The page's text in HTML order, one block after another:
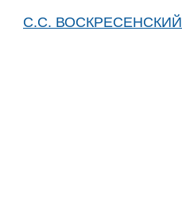
С.С. ВОСКРЕСЕНСКИЙ